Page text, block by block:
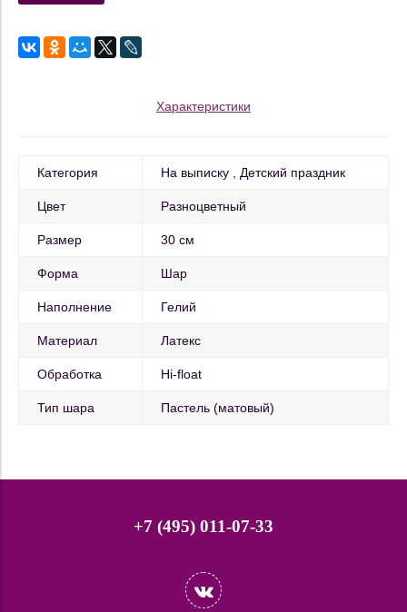
Характеристики
Категория На выписку Детский праздник
Цвет Разноцветный
Размер 30 см
Форма Шар
Наполнение Гелий
Материал Латекс
Обработка Hi-float
Тип шара Пастель (матовый)
+7 (495) 011-07-33